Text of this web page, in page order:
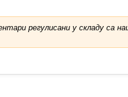
регулисани у складу са